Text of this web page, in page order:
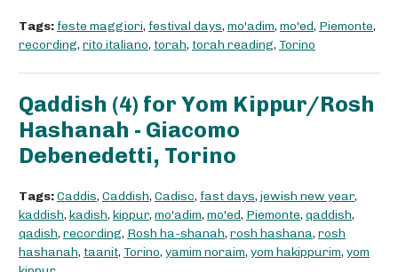
Tags: feste maggiori, festival days, mo'adim, mo'ed, Piemonte,
recording, rito italiano, torah, torah reading, Torino
Qaddish (4) for Yom Kippur/Rosh
Hashanah - Giacomo
Debenedetti, Torino
Tags:Caddis, Caddish, Cadisc, fast days, jewish new year,
kaddish, kadish, kippur, mo'adim, mo'ed, Piemonte, qaddish,
qadish, recording, Rosh ha-shanah, rosh hashana, rosh
hashanah, taanit, Torino, yamim noraim, yom hakippurim, yom